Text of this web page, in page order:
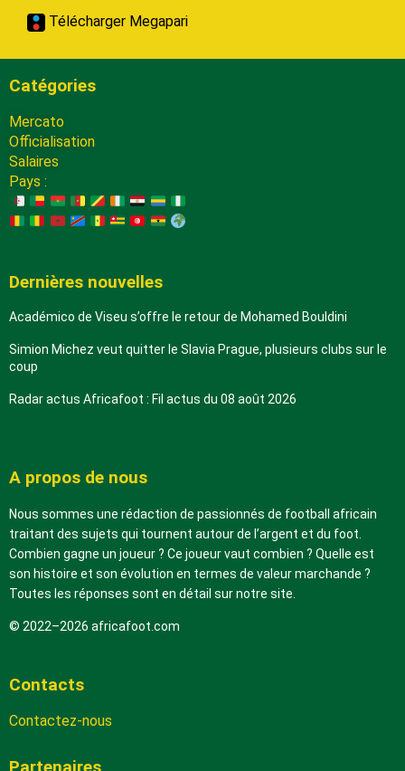
Télécharger Megapari
Catégories
Mercato
Officialisation
Salaires
Pays :
Dernières nouvelles
Académico de Viseu s’offre le retour de Mohamed Bouldini
Simion Michez veut quitter le Slavia Prague, plusieurs clubs sur le
coup
Radar actus Africafoot : Fil actus du 08 août 2026
A propos de nous
Nous sommes une rédaction de passionnés de football africain
traitant des sujets qui tournent autour de l’argent et du foot.
Combien gagne un joueur ? Ce joueur vaut combien ? Quelle est
son histoire et son évolution en termes de valeur marchande ?
Toutes les réponses sont en détail sur notre site.
© 2022–2026 africafoot.com
Contacts
Contactez-nous